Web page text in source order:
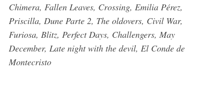
Chimera, Fallen Leaves, Crossing, Emilia Pérez,
Priscilla, Dune Parte 2, The oldovers, Civil War,
Furiosa, Blitz, Perfect Days, Challengers, May
December, Late night with the devil, El Conde de
Montecristo